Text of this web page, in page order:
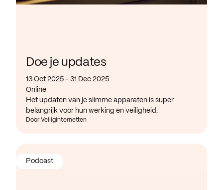
Doe je updates
13 Oct 2025 - 31 Dec 2025
Online
Het updaten van je slimme apparaten is super
belangrijk voor hun werking en veiligheid.
Door Veiliginternetten
Podcast